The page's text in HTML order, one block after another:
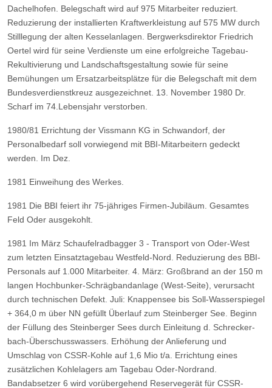
Dachelhofen.
Belegschaft wird auf 975 Mitarbeiter reduziert.
Reduzierung der installierten Kraftwerkleistung auf 575 MW durch
Stilllegung der alten Kesselanlagen.
Bergwerksdirektor Friedrich
Oertel wird für seine Verdienste um eine erfolgreiche Tagebau-
Rekultivierung und Landschaftsgestaltung sowie für seine
Bemühungen um Ersatzarbeitsplätze für die Belegschaft mit dem
Bundesverdienstkreuz ausgezeichnet. 13. November 1980 Dr.
Scharf im 74.Lebensjahr verstorben.
1980/81 Errichtung der Vissmann KG in Schwandorf, der
Personalbedarf soll vorwiegend mit BBI-Mitarbeitern gedeckt
werden.
Im Dez.
1981 Einweihung des Werkes.
1981 Die BBI feiert ihr 75-jähriges Firmen-Jubiläum. Gesamtes
Feld Oder ausgekohlt.
1981 Im März Schaufelradbagger 3 - Transport von Oder-West
zum letzten Einsatztagebau Westfeld-Nord.
Reduzierung des BBI-
Personals auf 1.000 Mitarbeiter. 4. März: Großbrand an der 150 m
langen Hochbunker-Schrägbandanlage (West-Seite), verursacht
durch technischen Defekt. Juli: Knappensee bis Soll-Wasserspiegel
+ 364,0 m über NN gefüllt Überlauf zum Steinberger See.
Beginn
der Füllung des Steinberger Sees durch Einleitung d. Schrecker-
bach-Überschusswassers. Erhöhung der Anlieferung und
Umschlag von CSSR-Kohle auf 1,6 Mio t/a.
Errichtung eines
zusätzlichen Kohlelagers am Tagebau Oder-Nordrand.
Bandabsetzer 6 wird vorübergehend Reservegerät für CSSR-